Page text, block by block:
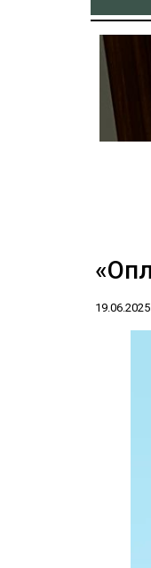
19.06.2025